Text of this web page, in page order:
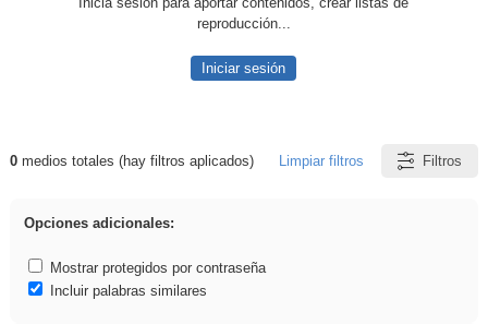
reproducción...
Iniciar sesión
Resultados de: acanalado
0medios totales (hay filtros aplicados) Limpiar filtros Filtros
Opciones adicionales:
Mostrar protegidos por contraseña
Incluir palabras similares